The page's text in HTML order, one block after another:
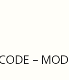
–